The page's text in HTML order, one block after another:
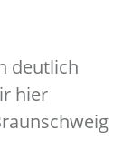
deutlich
hier